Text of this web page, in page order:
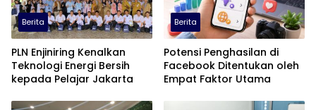
Berita
PLN Enjiniring Kenalkan
Teknologi Energi Bersih
kepada Pelajar Jakarta
Berita
Potensi Penghasilan di
Facebook Ditentukan oleh
Empat Faktor Utama